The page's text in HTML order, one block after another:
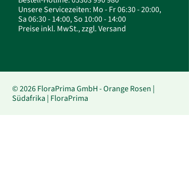
Unsere Servicezeiten: Mo - Fr 06:30 - 20:00,
Sa 06:30 - 14:00, So 10:00 - 14:00
Preise inkl. MwSt., zzgl. Versand
© 2026 FloraPrima GmbH - Orange Rosen |
Südafrika | FloraPrima